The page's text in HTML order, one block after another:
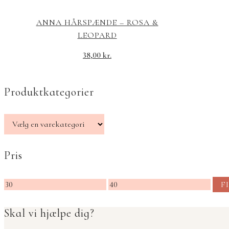
ANNA HÅRSPÆNDE – ROSA &
LEOPARD
38,00 kr.
Produktkategorier
Pris
Mindste
Højeste
Skal vi hjælpe dig?